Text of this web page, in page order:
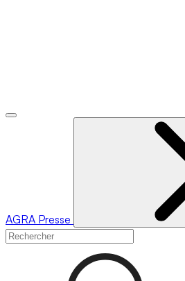
AGRA Presse